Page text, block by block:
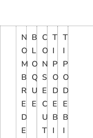
N
O
M
B
R
E
D
E
B
L
O
Q
U
E
C
O
N
S
E
C
U
T
T
I
P
O
D
E
B
I
T
I
P
O
D
E
B
I